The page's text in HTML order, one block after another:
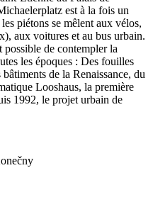
est à la fois un
piétons se mêlent aux vélos,
aux voitures et au bus urbain.
possible de contempler la
les époques : Des fouilles
de la Renaissance, du
Looshaus, la première
1992, le projet urbain de